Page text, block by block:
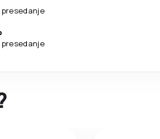
presedanje
presedanje